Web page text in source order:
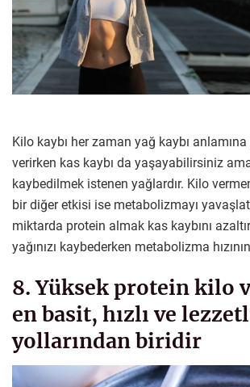
Kilo kaybı her zaman yağ kaybı
verirken kas kaybı da yaşayabilirsiniz ama
kaybedilmek istenen yağlardır. Kilo
bir diğer etkisi ise metabolizmayı
miktarda protein almak kas kaybını
yağınızı kaybederken metabolizma
8. Yüksek protein kilo
en basit, hızlı ve
yollarından biridir